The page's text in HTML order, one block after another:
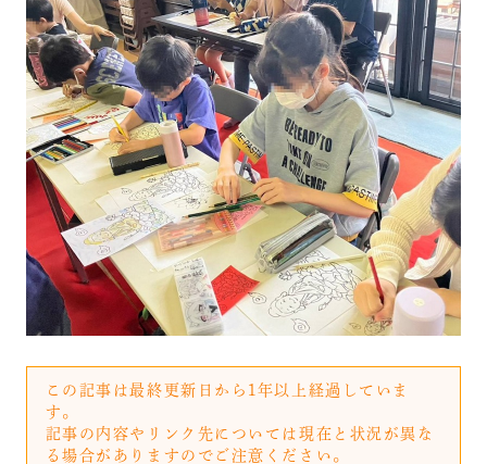
この記事は最終更新日から1年以上経過していま
す。
記事の内容やリンク先については現在と状況が異な
る場合がありますのでご注意ください。